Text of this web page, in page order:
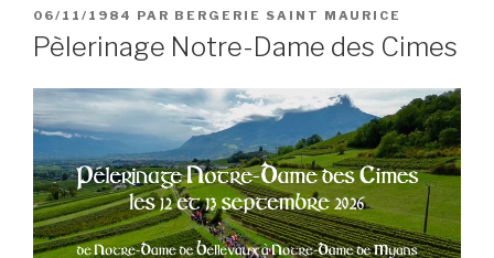
PUBLIÉ
LE
06/11/1984 PAR BERGERIE SAINT MAURICE
Pèlerinage Notre-Dame des Cimes